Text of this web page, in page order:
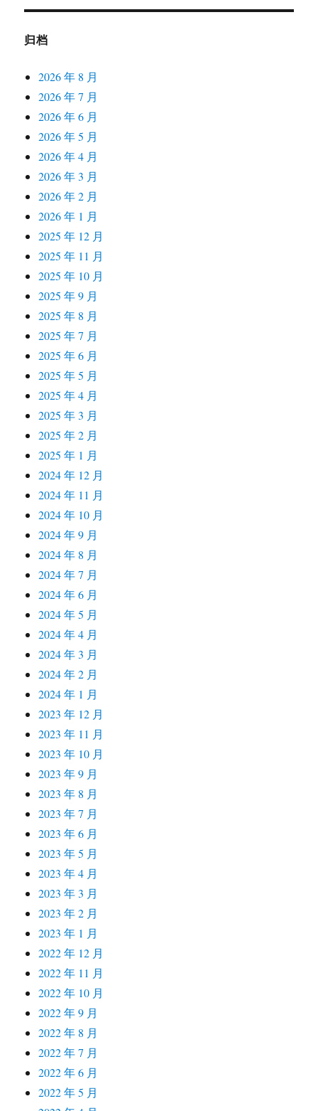
归档
2026 年 8 月
2026 年 7 月
2026 年 6 月
2026 年 5 月
2026 年 4 月
2026 年 3 月
2026 年 2 月
2026 年 1 月
2025 年 12 月
2025 年 11 月
2025 年 10 月
2025 年 9 月
2025 年 8 月
2025 年 7 月
2025 年 6 月
2025 年 5 月
2025 年 4 月
2025 年 3 月
2025 年 2 月
2025 年 1 月
2024 年 12 月
2024 年 11 月
2024 年 10 月
2024 年 9 月
2024 年 8 月
2024 年 7 月
2024 年 6 月
2024 年 5 月
2024 年 4 月
2024 年 3 月
2024 年 2 月
2024 年 1 月
2023 年 12 月
2023 年 11 月
2023 年 10 月
2023 年 9 月
2023 年 8 月
2023 年 7 月
2023 年 6 月
2023 年 5 月
2023 年 4 月
2023 年 3 月
2023 年 2 月
2023 年 1 月
2022 年 12 月
2022 年 11 月
2022 年 10 月
2022 年 9 月
2022 年 8 月
2022 年 7 月
2022 年 6 月
2022 年 5 月